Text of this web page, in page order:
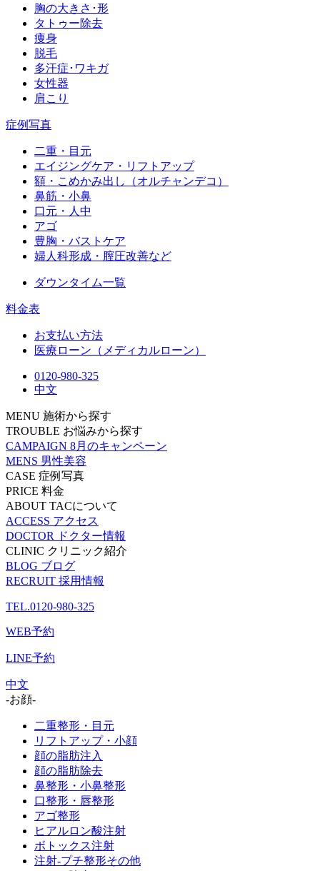
胸の大きさ･形
タトゥー除去
痩身
脱毛
多汗症･ワキガ
女性器
肩こり
症例写真
二重・目元
エイジングケア・リフトアップ
額・こめかみ出し（オルチャンデコ）
鼻筋・小鼻
口元・人中
アゴ
豊胸・バストケア
婦人科形成・膣圧改善など
ダウンタイム一覧
料金表
お支払い方法
医療ローン（メディカルローン）
0120-980-325
中文
MENU 施術から探す
TROUBLE お悩みから探す
CAMPAIGN 8月のキャンペーン
MENS 男性美容
CASE 症例写真
PRICE 料金
ABOUT TACについて
ACCESS アクセス
DOCTOR
ドクター情報
CLINIC クリニック紹介
BLOG ブログ
RECRUIT 採用情報
TEL.0120-980-325
WEB予約
LINE予約
中文
-お顔-
二重整形・目元
リフトアップ・小顔
顔の脂肪注入
顔の脂肪除去
鼻整形・小鼻整形
口整形・唇整形
アゴ整形
ヒアルロン酸注射
ボトックス注射
注射-プチ整形その他